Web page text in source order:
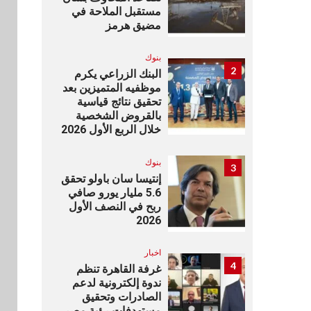
مستقبل الملاحة في
مضيق هرمز
2
بنوك
البنك الزراعي يكرم
موظفيه المتميزين بعد
تحقيق نتائج قياسية
بالقروض الشخصية
خلال الربع الأول 2026
3 بنوك
إنتيسا سان باولو تحقق
5.6 مليار يورو صافي
ربح في النصف الأول
2026
4
اخبار
غرفة القاهرة تنظم
ندوة إلكترونية لدعم
الصادرات وتحقيق